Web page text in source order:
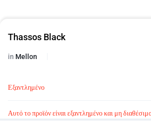
Thassos Black
in Mellon
Εξαντλημένο
Αυτό το προϊόν είναι εξαντλημένο και μη